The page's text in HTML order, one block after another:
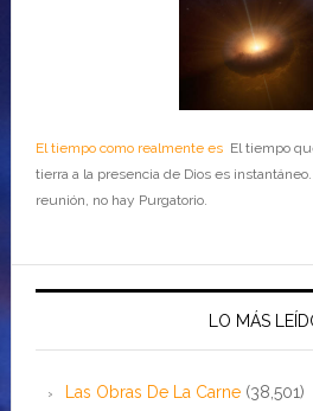
El tiempo como realmente esEl tiempo
tierra a la presencia de Dios es
reunión, no hay Purgatorio.
LO MÁS
Las Obras De La Carne (38,501)